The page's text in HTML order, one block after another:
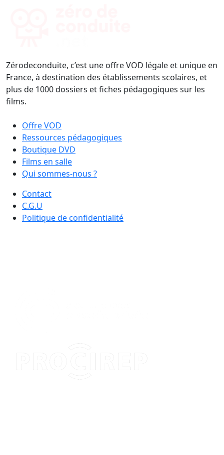
Zérodeconduite, c’est une offre VOD légale et unique en
France, à destination des établissements scolaires, et
plus de 1000 dossiers et fiches pédagogiques sur les
films.
Offre VOD
Ressources pédagogiques
Boutique DVD
Films en salle
Qui sommes-nous ?
Contact
C.G.U
Politique de confidentialité